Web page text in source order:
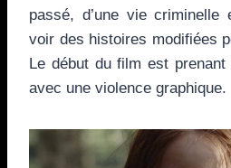
passé, d’une vie
voir des histoires modifiées
Le début du film est
avec une violence graphique.